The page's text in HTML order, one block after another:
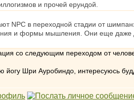
и прочей ерундой.
NPC в переходной стадии от
и формы мышления. Они еще даже
со следующим переходом от
йогу Шри Ауробиндо, интересуюсь